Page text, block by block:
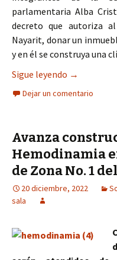
parlamentaria Alba
decreto que autoriza
Nayarit, donar un
y en él se construya una
Sigue leyendo Aprueba
→
Dejar un comentario
Avanza
Hemodinamia
de Zona No. 1
20 diciembre, 2022
sala